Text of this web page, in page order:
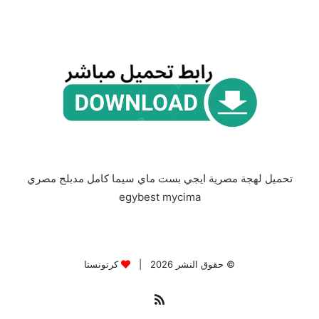
تحميل لهجة مصرية ايجي بست ماي سيما كامل مدبلج مصري
egybest mycima
© حقوق النشر 2026 | كرتونستا
ملخص